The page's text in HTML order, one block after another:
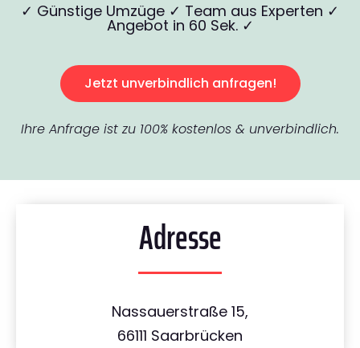
✓ Günstige Umzüge ✓ Team aus Experten ✓
Angebot in 60 Sek. ✓
Jetzt unverbindlich anfragen!
Ihre Anfrage ist zu 100% kostenlos & unverbindlich.
Adresse
Nassauerstraße 15,
66111 Saarbrücken